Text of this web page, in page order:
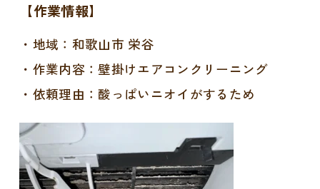
【作業情報】
・地域：和歌山市 栄谷
・作業内容：壁掛けエアコンクリーニング
・依頼理由：酸っぱいニオイがするため